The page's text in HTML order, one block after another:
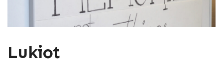
Lukiot